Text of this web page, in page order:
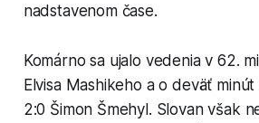
nadstavenom čase.
Komárno sa ujalo vedenia v 62.
Elvisa Mashikeho a o deväť
2:0 Šimon Šmehyl. Slovan však